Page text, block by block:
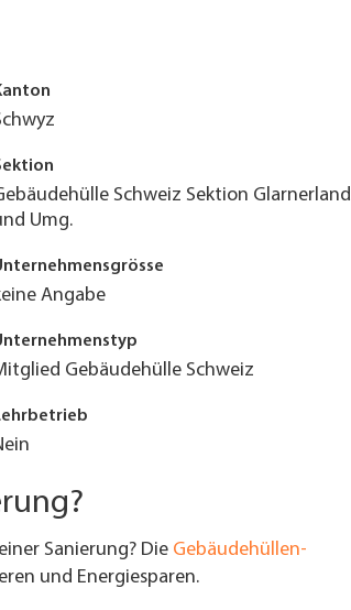
Schweiz Sektion Glarnerland
Umg.
Angabe
Gebäudehülle Schweiz
Sanierung? Die Gebäudehüllen-
und Energiesparen.